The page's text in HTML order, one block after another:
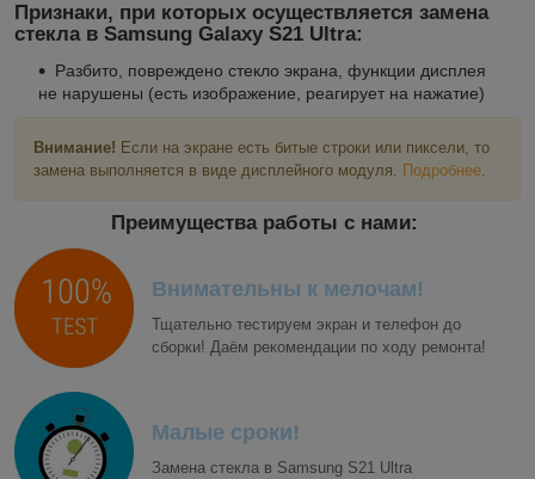
Признаки, при которых осуществляется замена
стекла в Samsung Galaxy S21 Ultra:
Разбито, повреждено стекло экрана, функции дисплея
не нарушены (есть изображение, реагирует на нажатие)
Внимание! Если на экране есть битые строки или пиксели, то
замена выполняется в виде дисплейного модуля. Подробнее.
Преимущества работы с нами:
Внимательны к мелочам!
Тщательно тестируем экран и телефон до
сборки! Даём рекомендации по ходу ремонта!
Малые сроки!
Замена стекла в Samsung S21 Ultra